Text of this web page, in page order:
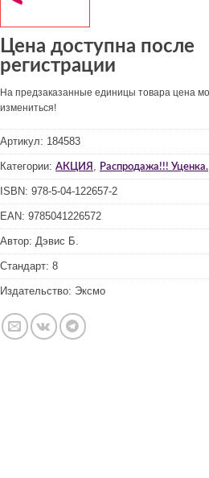
Цена доступна после
регистрации
На предзаказанные единицы товара цена
измениться!
Артикул: 184583
Категории: АКЦИЯ Распродажа!!! Уценка.
ISBN: 978-5-04-122657-2
EAN: 9785041226572
Автор: Дэвис Б.
Стандарт: 8
Издательство: Эксмо